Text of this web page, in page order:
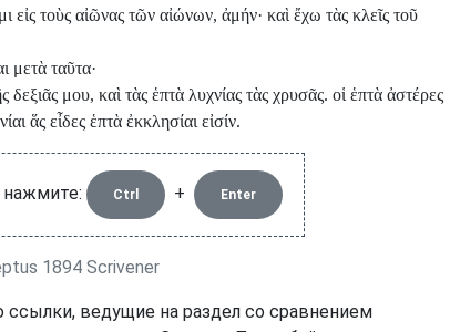
εἰς τοὺς αἰῶνας τῶν αἰώνων, ἀμήν· καὶ ἔχω τὰς κλεῖς τοῦ
μετὰ ταῦτα·
μου, καὶ τὰς ἑπτὰ λυχνίας τὰς χρυσᾶς. οἱ ἑπτὰ ἀστέρες
ἅς εἶδες ἑπτὰ ἐκκλησίαι εἰσίν.
Ctrl + Enter
1894 Scrivener
ссылки, ведущие на раздел со сравнением